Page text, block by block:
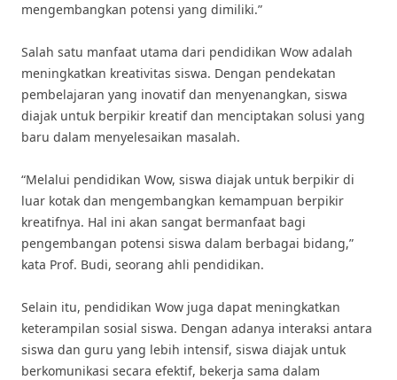
mengembangkan potensi yang dimiliki.”
Salah satu manfaat utama dari pendidikan Wow adalah
meningkatkan kreativitas siswa. Dengan pendekatan
pembelajaran yang inovatif dan menyenangkan, siswa
diajak untuk berpikir kreatif dan menciptakan solusi yang
baru dalam menyelesaikan masalah.
“Melalui pendidikan Wow, siswa diajak untuk berpikir di
luar kotak dan mengembangkan kemampuan berpikir
kreatifnya. Hal ini akan sangat bermanfaat bagi
pengembangan potensi siswa dalam berbagai bidang,”
kata Prof. Budi, seorang ahli pendidikan.
Selain itu, pendidikan Wow juga dapat meningkatkan
keterampilan sosial siswa. Dengan adanya interaksi antara
siswa dan guru yang lebih intensif, siswa diajak untuk
berkomunikasi secara efektif, bekerja sama dalam